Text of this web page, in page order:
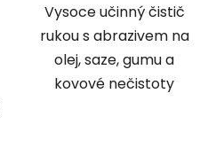
Vysoce učinný čistič
rukou s abrazivem na
olej, saze, gumu a
kovové nečistoty